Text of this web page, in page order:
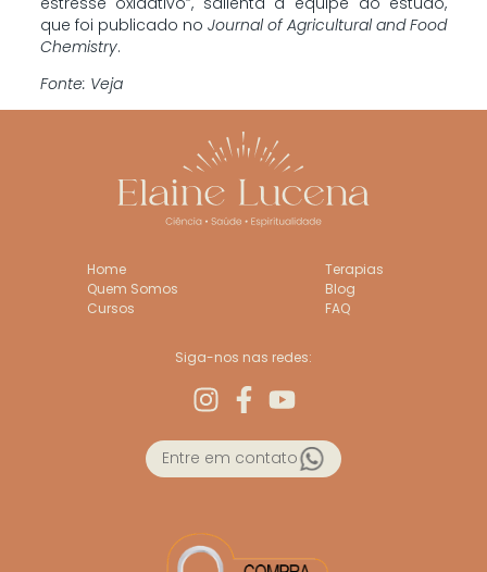
que foi publicado no Journal of Agricultural and Food
Chemistry.
Fonte: Veja
Home
Quem Somos
Cursos
Terapias
Blog
FAQ
Siga-nos nas redes:
Entre em contato